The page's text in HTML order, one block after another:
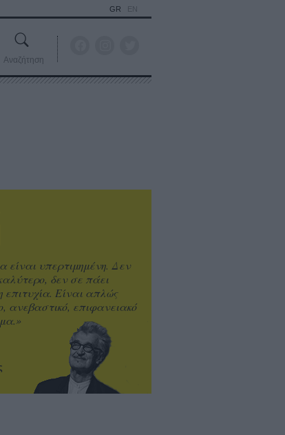
GR EN
Αναζήτηση
είναι υπερτιμημένη. Δεν
δεν σε πάει
επιτυχία. Είναι απλώς
ανεβαστικό, επιφανειακό